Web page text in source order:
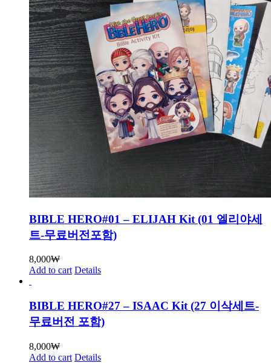
BIBLE HERO#01 – ELIJAH Kit (01 엘리야세
트-무료버전포함)
8,000₩
Add to cart Details
BIBLE HERO#27 – ISAAC Kit (27 이삭세트-
무료버전 포함)
8,000₩
Add to cart Details